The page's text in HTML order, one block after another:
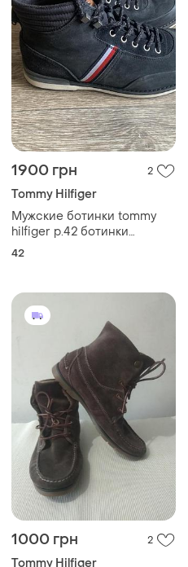
1900 грн 2
Tommy Hilfiger
Мужские ботинки tommy
hilfiger р.42 ботинки
мужские
42
1000 грн 2
Tommy Hilfiger